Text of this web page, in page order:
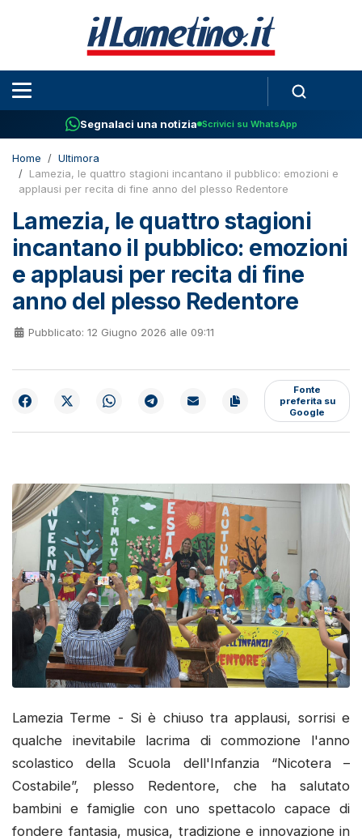
Segnalaci una notizia Scrivici su WhatsApp
Home
Ultimora
Lamezia, le quattro stagioni incantano il pubblico: emozioni e
applausi per recita di fine anno del plesso Redentore
Lamezia, le quattro stagioni
incantano il pubblico: emozioni
e applausi per recita di fine
anno del plesso Redentore
Pubblicato: 12 Giugno 2026 alle 09:11
Fonte
preferita su
Google
Lamezia Terme - Si è chiuso tra applausi, sorrisi e
qualche inevitabile lacrima di commozione l'anno
scolastico della Scuola dell'Infanzia “Nicotera –
Costabile”, plesso Redentore, che ha salutato
bambini e famiglie con uno spettacolo capace di
fondere fantasia, musica, tradizione e innovazione in